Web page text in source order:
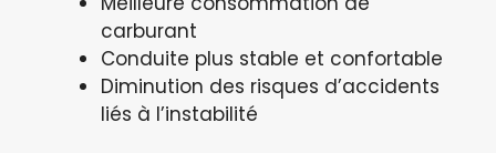
carburant
Conduite plus stable et confortable
Diminution des risques d’accidents
liés à l’instabilité